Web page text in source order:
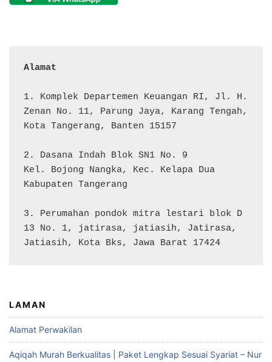
Alamat
1. Komplek Departemen Keuangan RI, Jl. H.
Zenan No. 11, Parung Jaya, Karang Tengah,
Kota Tangerang, Banten 15157
2. Dasana Indah Blok SN1 No. 9
Kel. Bojong Nangka, Kec. Kelapa Dua
Kabupaten Tangerang
3. Perumahan pondok mitra lestari blok D
13 No. 1, jatirasa, jatiasih, Jatirasa,
Jatiasih, Kota Bks, Jawa Barat 17424
LAMAN
Alamat Perwakilan
Aqiqah Murah Berkualitas | Paket Lengkap Sesuai Syariat – Nur